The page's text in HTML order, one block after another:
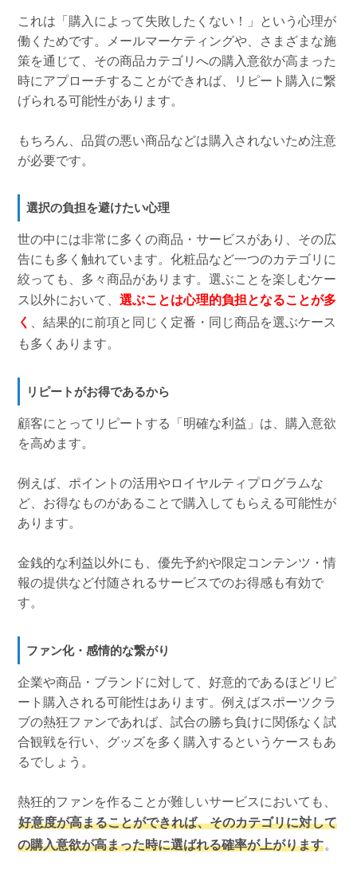
これは「購入によって失敗したくない！」という心理が
働くためです。メールマーケティングや、さまざまな施
策を通じて、その商品カテゴリへの購入意欲が高まった
時にアプローチすることができれば、リピート購入に繋
げられる可能性があります。
もちろん、品質の悪い商品などは購入されないため注意
が必要です。
選択の負担を避けたい心理
世の中には非常に多くの商品・サービスがあり、その広
告にも多く触れています。化粧品など一つのカテゴリに
絞っても、多々商品があります。選ぶことを楽しむケー
ス以外において、選ぶことは心理的負担となることが多
く
、結果的に前項と同じく定番・同じ商品を選ぶケース
も多くあります。
リピートがお得であるから
顧客にとってリピートする「明確な利益」は、購入意欲
を高めます。
例えば、ポイントの活用やロイヤルティプログラムな
ど、お得なものがあることで購入してもらえる可能性が
あります。
金銭的な利益以外にも、優先予約や限定コンテンツ・情
報の提供など付随されるサービスでのお得感も有効で
す。
ファン化・感情的な繋がり
企業や商品・ブランドに対して、好意的であるほどリピ
ート購入される可能性はあります。例えばスポーツクラ
ブの熱狂ファンであれば、試合の勝ち負けに関係なく試
合観戦を行い、グッズを多く購入するというケースもあ
るでしょう。
熱狂的ファンを作ることが難しいサービスにおいても、
好意度が高まることができれば、そのカテゴリに対して
の購入意欲が高まった時に選ばれる確率が上がります。